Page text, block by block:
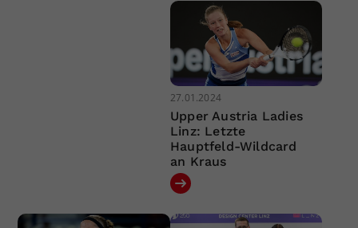
27.01.2024
Upper Austria Ladies
Linz: Letzte
Hauptfeld-Wildcard
an Kraus